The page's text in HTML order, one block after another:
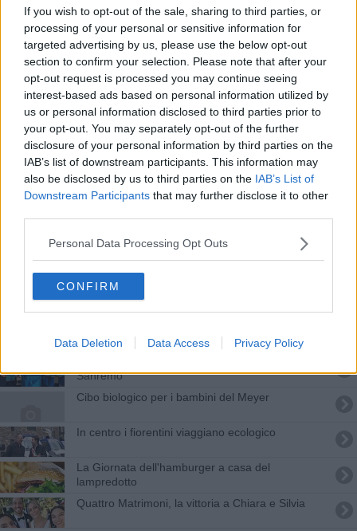
If you wish to opt-out of the sale, sharing to third parties, or
processing of your personal or sensitive information for
targeted advertising by us, please use the below opt-out
section to confirm your selection. Please note that after your
opt-out request is processed you may continue seeing
interest-based ads based on personal information utilized by
us or personal information disclosed to third parties prior to
your opt-out. You may separately opt-out of the further
disclosure of your personal information by third parties on the
IAB’s list of downstream participants. This information may
also be disclosed by us to third parties on the IAB’s List of
Downstream Participants that may further disclose it to other
Personal Data Processing Opt Outs
CONFIRM
Data Deletion Data Access Privacy Policy
​Food Fusion: a Firenze la cinta senese incontra
l’autentica cucina cinese
​La Crescita del turismo eco-sostenibile nel Chianti
Pranzo a domicilio per 12 anziani soli
Campagna amica raddoppia
Nuove volanti elettriche per il centro storico
Fumo, alimentazione e sport: gli italiani tra
vecchie abitudini e alternative innovative
Uovo o colomba? Chi vince la sfida di Pasqua
Contadini in presidio per un mercato in piazza
Sanremo
Cibo biologico per i bambini del Meyer
In centro i fiorentini viaggiano ecologico
La Giornata dell'hamburger a casa del
lampredotto
Quattro Matrimoni, la vittoria a Chiara e Silvia